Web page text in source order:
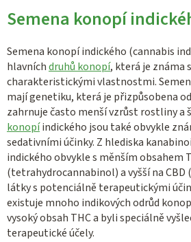
a
í
p
r
v
k
y
v
ý
p
i
s
o
v
n
í
Semena konopí
Semena konopí indického (cannabis
hlavníchdruhů konopí, která je známa
charakteristickými vlastnostmi.
mají genetiku, která je přizpůsobena
zahrnuje často menší vzrůst rostliny a
konopíindického jsou také obvykle
sedativními účinky. Z hlediska
indického obvykle s měnším obsahem
(tetrahydrocannabinol) a vyšší na CBD
látky s potenciálně terapeutickými
existuje mnoho indikových odrůd
vysoký obsah THC a byli speciálně
terapeutické účely.